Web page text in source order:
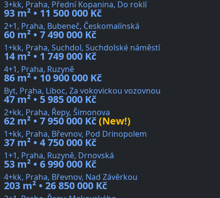
3+kk, Praha, Přední Kopanina, Do roklí
93 m² • 11 500 000 Kč
2+1, Praha, Bubeneč, Českomalínská
60 m² • 7 490 000 Kč
1+kk, Praha, Suchdol, Suchdolské náměstí
14 m² • 1 749 000 Kč
4+1, Praha, Ruzyně
86 m² • 10 900 000 Kč
Byt, Praha, Liboc, Za vokovickou vozovnou
47 m² • 5 985 000 Kč
2+kk, Praha, Řepy, Šimonova
62 m² • 7 950 000 Kč(New!)
1+kk, Praha, Břevnov, Pod Drinopolem
37 m² • 4 750 000 Kč
1+1, Praha, Ruzyně, Drnovská
53 m² • 6 990 000 Kč
4+kk, Praha, Břevnov, Nad Závěrkou
203 m² • 26 850 000 Kč